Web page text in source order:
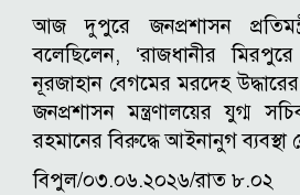
আজ দুপুরে জনপ্রশাসন
বলেছিলেন, ‘রাজধানীর
নূরজাহান বেগমের মরদেহ
জনপ্রশাসন মন্ত্রণালয়ের যুগ্ম
রহমানের বিরুদ্ধে আইনানুগ ব্যবস্থা
বিপুল/০৩.০৬.২০২৬/রাত ৮.০২